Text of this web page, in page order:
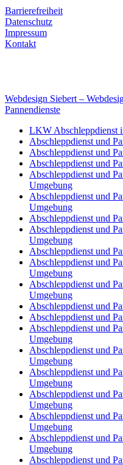
Barrierefreiheit
Datenschutz
Impressum
Kontakt
Webdesign Siebert –
Pannendienste
LKW Abschleppdienst
Abschleppdienst und
Abschleppdienst und
Abschleppdienst und
Abschleppdienst und
Umgebung
Abschleppdienst und
Umgebung
Abschleppdienst und
Abschleppdienst und
Umgebung
Abschleppdienst und
Abschleppdienst und
Umgebung
Abschleppdienst und
Umgebung
Abschleppdienst und
Abschleppdienst und
Abschleppdienst und
Umgebung
Abschleppdienst und
Umgebung
Abschleppdienst und
Umgebung
Abschleppdienst und
Umgebung
Abschleppdienst und
Umgebung
Abschleppdienst und
Umgebung
Abschleppdienst und